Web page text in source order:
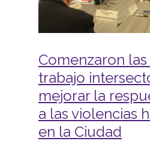
Comenzaron
trabajo
mejorar la
a las violencias
en la Ciudad